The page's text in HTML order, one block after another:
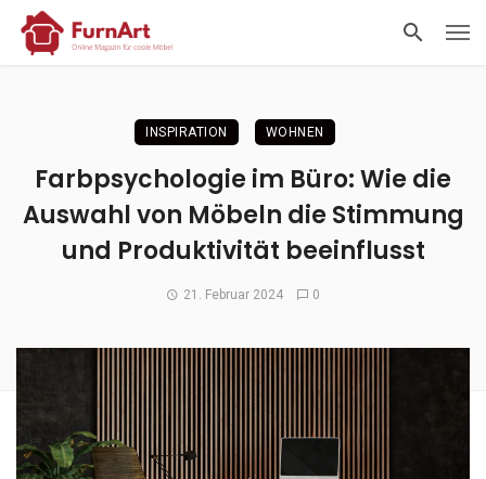
INSPIRATION WOHNEN
Farbpsychologie im Büro: Wie die
Auswahl von Möbeln die Stimmung
und Produktivität beeinflusst
21. Februar 2024 0